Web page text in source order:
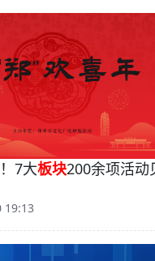
7大板块200余项活动
19:13